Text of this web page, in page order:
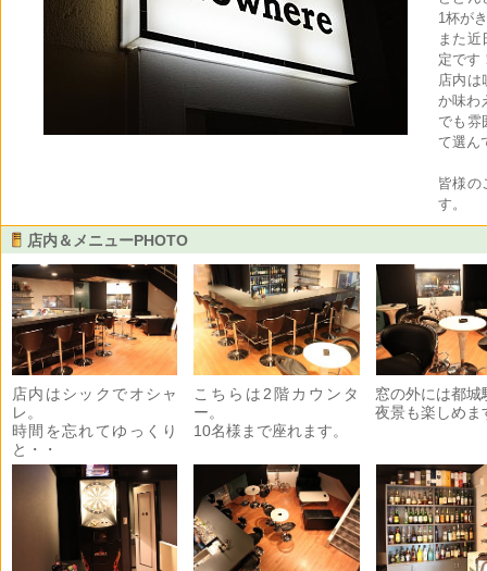
1杯が
また近
定です
店内は
か味わ
でも雰
て選ん
皆様の
す。
店内＆メニューPHOTO
店内はシックでオシャ
レ。
時間を忘れてゆっくり
と・・
こちらは2階カウンタ
ー。
10名様まで座れます。
窓の外には都城
夜景も楽しめま